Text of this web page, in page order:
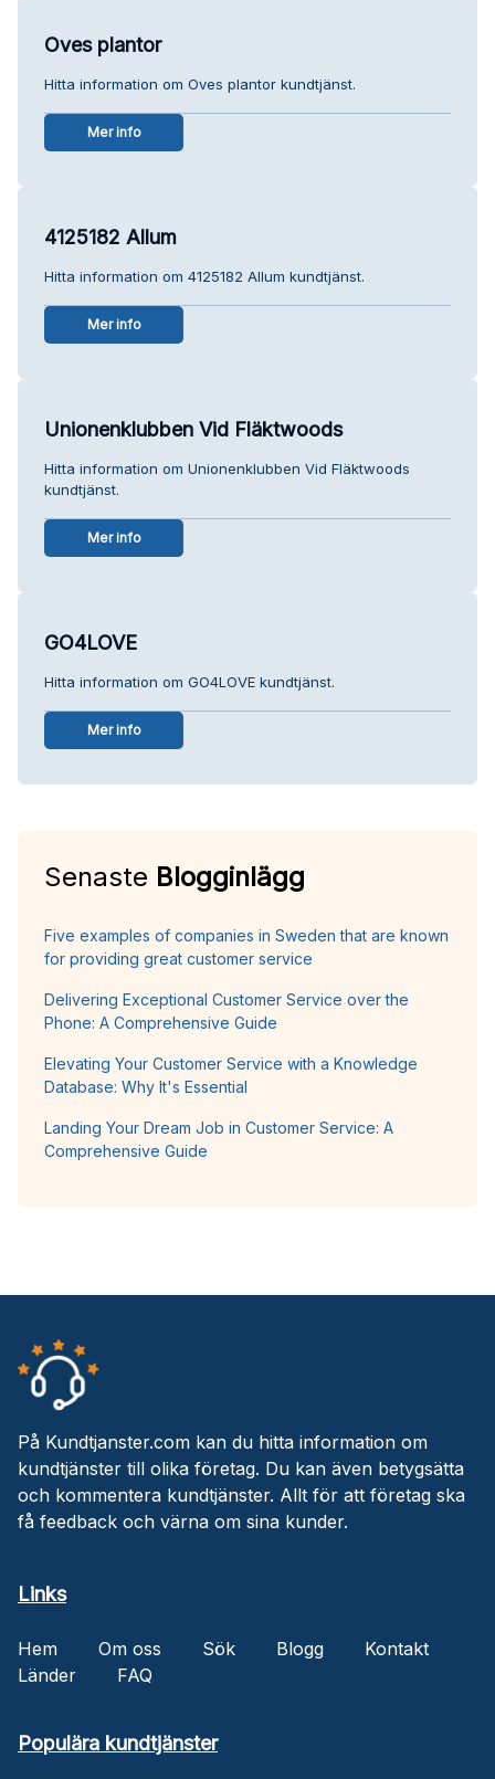
Oves plantor
Hitta information om Oves plantor kundtjänst.
Mer info
4125182 Allum
Hitta information om 4125182 Allum kundtjänst.
Mer info
Unionenklubben Vid Fläktwoods
Hitta information om Unionenklubben Vid Fläktwoods
kundtjänst.
Mer info
GO4LOVE
Hitta information om GO4LOVE kundtjänst.
Mer info
Senaste Blogginlägg
Five examples of companies in Sweden that are known
for providing great customer service
Delivering Exceptional Customer Service over the
Phone: A Comprehensive Guide
Elevating Your Customer Service with a Knowledge
Database: Why It's Essential
Landing Your Dream Job in Customer Service: A
Comprehensive Guide
På Kundtjanster.com kan du hitta information om
kundtjänster till olika företag. Du kan även betygsätta
och kommentera kundtjänster. Allt för att företag ska
få feedback och värna om sina kunder.
Links
Hem Om oss Sök Blogg
Kontakt
Länder
FAQ
Populära kundtjänster